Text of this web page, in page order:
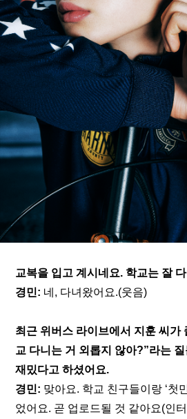
교복을 입고 계시네요. 학교는 잘
경민: 네, 다녀왔어요.(웃음)
최근 위버스 라이브에서 지훈 씨가
교 다니는 거 외롭지 않아?”라는
재밌다고 하셨어요.
경민: 맞아요. 학교 친구들이랑 ‘첫
었어요. 곧 업로드될 것 같아요(인